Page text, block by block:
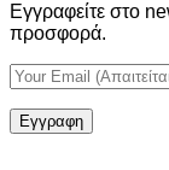
Εγγραφείτε στο
προσφορά.